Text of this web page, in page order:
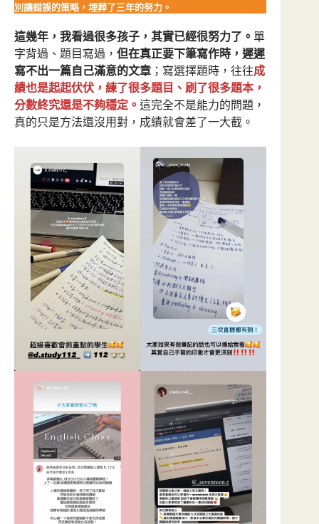
到
譯
寫
作
|
高
一
高
系、
系、
別讓錯誤的策略，埋葬了三年的努力。
這幾年，我看過很多孩子，其實已經很努力了。 單
字背過、題目寫過， 但在真正要下筆寫作時，遲遲
寫不出一篇自己滿意的文章 ；寫選擇題時，往往成
績也是起起伏伏，練了很多題目、刷了很多題本，
分數終究還是不夠穩定。 這完全不是能力的問題，
真的只是方法還沒用對，成績就會差了一大截。